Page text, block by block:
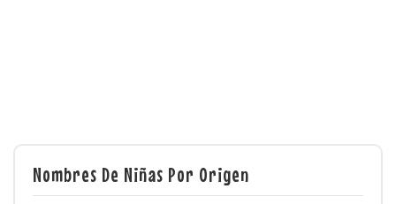
Nombres De Niñas Por Origen